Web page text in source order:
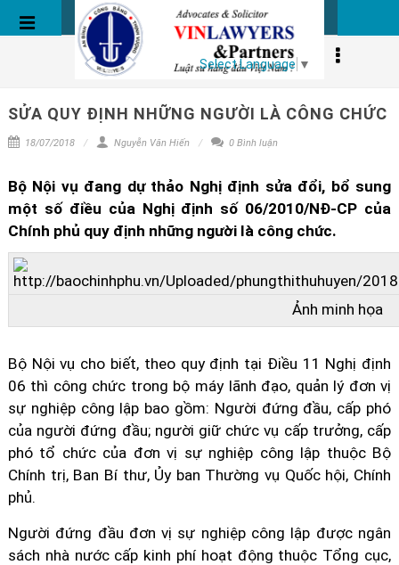
Select Language ▼
BÀI VIẾT
SỬA QUY ĐỊNH NHỮNG NGƯỜI LÀ CÔNG CHỨC
18/07/2018 Nguyễn Văn Hiến 0 Bình luận
Bộ Nội vụ đang dự thảo Nghị định sửa đổi, bổ sung
một số điều của Nghị định số 06/2010/NĐ-CP của
Chính phủ quy định những người là công chức.
Ảnh minh họa
Bộ Nội vụ cho biết, theo quy định tại Điều 11 Nghị định
06 thì công chức trong bộ máy lãnh đạo, quản lý đơn vị
sự nghiệp công lập bao gồm: Người đứng đầu, cấp phó
của người đứng đầu; người giữ chức vụ cấp trưởng, cấp
phó tổ chức của đơn vị sự nghiệp công lập thuộc Bộ
Chính trị, Ban Bí thư, Ủy ban Thường vụ Quốc hội, Chính
phủ.
Người đứng đầu đơn vị sự nghiệp công lập được ngân
sách nhà nước cấp kinh phí hoạt động thuộc Tổng cục,